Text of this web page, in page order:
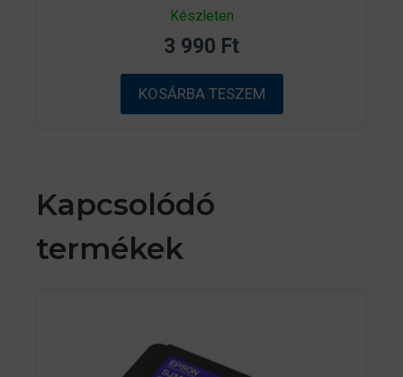
0
a
5
b
ő
l
Készleten
3 990 Ft
KOSÁRBA TESZEM
Kapcsolódó
termékek